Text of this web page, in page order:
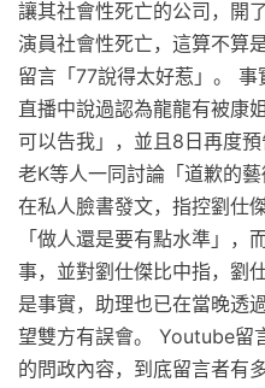
讓其社會性死亡的公司，開
演員社會性死亡，這算不算
留言「77說得太好惹」。
直播中說過認為龍龍有被康
可以告我」，並且8日再度
老K等人一同討論「道歉的
在私人臉書發文，指控劉仕
「做人還是要有點水準」
事，並對劉仕傑比中指，劉
是事實，助理也已在當晚透
望雙方有誤會。 Youtube留
的問政內容，到底留言者有